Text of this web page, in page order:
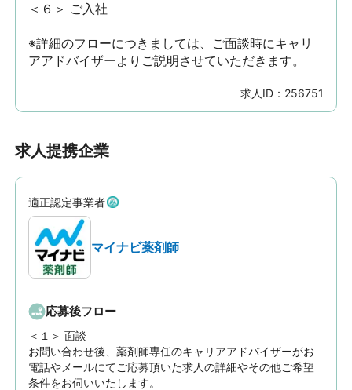
＜６＞ ご入社
※詳細のフローにつきましては、ご面談時にキャリ
アアドバイザーよりご説明させていただきます。
求人ID： 256751
求人提携企業
適正認定事業者
マイナビ薬剤師
応募後フロー
＜１＞ 面談
お問い合わせ後、薬剤師専任のキャリアアドバイザーがお
電話やメールにてご応募頂いた求人の詳細やその他ご希望
条件をお伺いいたします。